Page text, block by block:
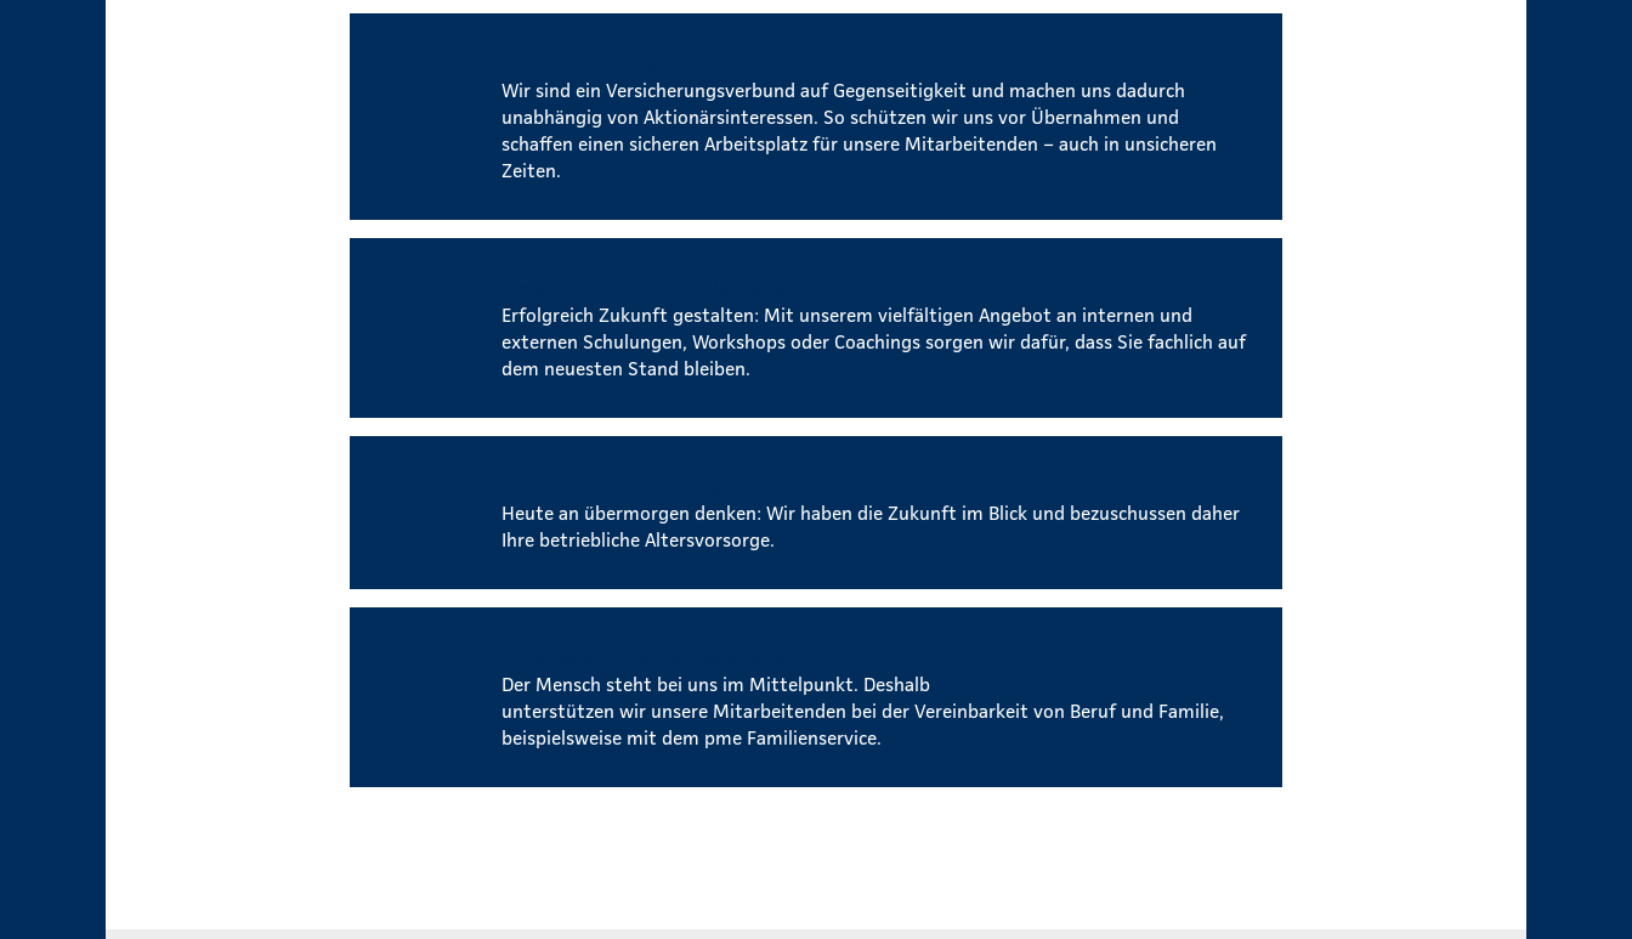
Wir sind ein Versicherungsverbund auf Gegenseitigkeit und machen uns dadurch
unabhängig von Aktionärsinteressen. So schützen wir uns vor Übernahmen und
schaffen einen sicheren Arbeitsplatz für unsere Mitarbeitenden – auch in unsicheren
Zeiten.
Erfolgreich Zukunft gestalten: Mit unserem vielfältigen Angebot an internen und
externen Schulungen, Workshops oder Coachings sorgen wir dafür, dass Sie fachlich auf
dem neuesten Stand bleiben.
Heute an übermorgen denken: Wir haben die Zukunft im Blick und bezuschussen daher
Ihre betriebliche Altersvorsorge.
Der Mensch steht bei uns im Mittelpunkt. Deshalb
unterstützen wir unsere Mitarbeitenden bei der Vereinbarkeit von Beruf und Familie,
beispielsweise mit dem pme Familienservice.